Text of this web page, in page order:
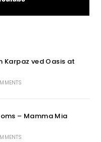
Karpaz ved Oasis at
– Mamma Mia